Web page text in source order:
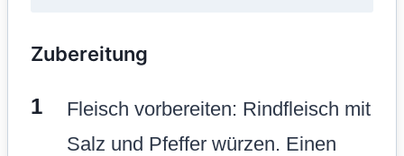
Zubereitung
Fleisch vorbereiten: Rindfleisch mit
Salz und Pfeffer würzen. Einen